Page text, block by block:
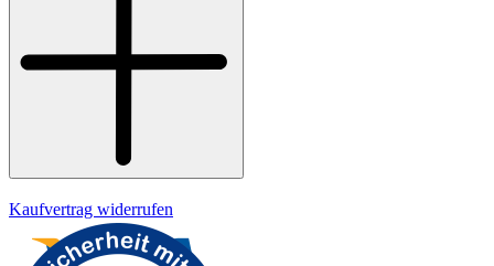
Kaufvertrag widerrufen